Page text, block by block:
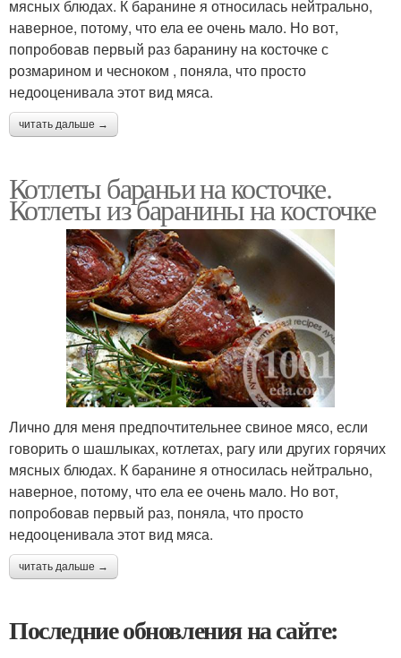
мясных блюдах. К баранине я относилась нейтрально,
наверное, потому, что ела ее очень мало. Но вот,
попробовав первый раз баранину на косточке с
розмарином и чесноком , поняла, что просто
недооценивала этот вид мяса.
читать дальше →
Котлеты бараньи на косточке.
Котлеты из баранины на косточке
Лично для меня предпочтительнее свиное мясо, если
говорить о шашлыках, котлетах, рагу или других горячих
мясных блюдах. К баранине я относилась нейтрально,
наверное, потому, что ела ее очень мало. Но вот,
попробовав первый раз, поняла, что просто
недооценивала этот вид мяса.
читать дальше →
Последние обновления на сайте: